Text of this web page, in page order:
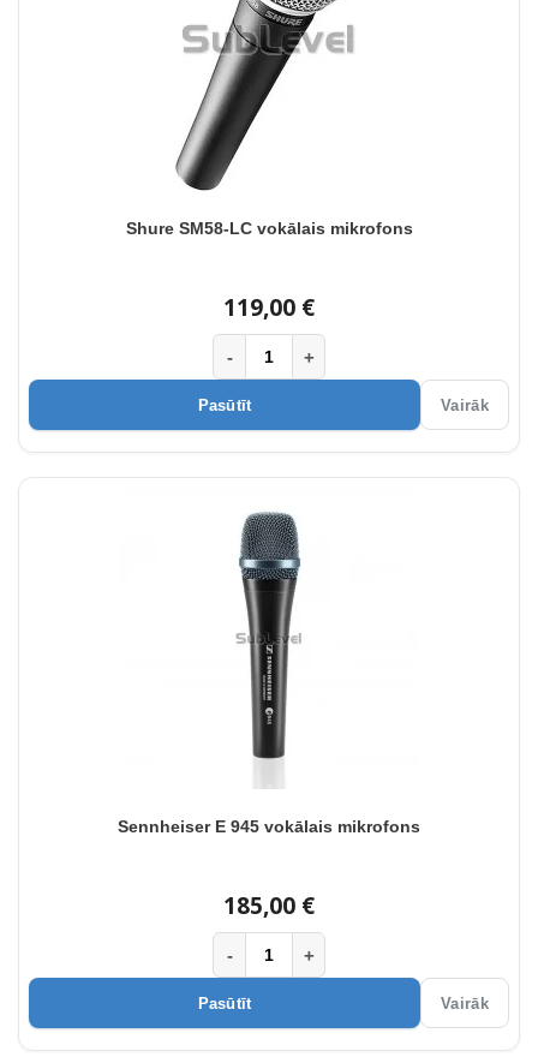
Shure SM58-LC vokālais mikrofons
119,00 €
- +
Pasūtīt Vairāk
Sennheiser E 945 vokālais mikrofons
185,00 €
- +
Pasūtīt Vairāk